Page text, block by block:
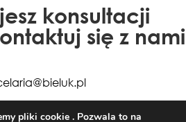
konsultacji
się z nami
85 663 77 50
pliki cookie . Pozwala to na